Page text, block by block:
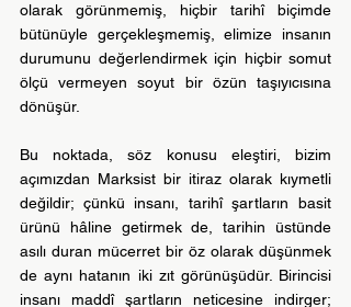
olarak görünmemiş, hiçbir tarihî biçimde
bütünüyle gerçekleşmemiş, elimize insanın
durumunu değerlendirmek için hiçbir somut
ölçü vermeyen soyut bir özün taşıyıcısına
dönüşür.
Bu noktada, söz konusu eleştiri, bizim
açımızdan Marksist bir itiraz olarak kıymetli
değildir; çünkü insanı, tarihî şartların basit
ürünü hâline getirmek de, tarihin üstünde
asılı duran mücerret bir öz olarak düşünmek
de aynı hatanın iki zıt görünüşüdür. Birincisi
insanı maddî şartların neticesine indirger;